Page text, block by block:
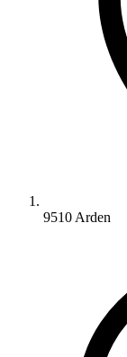
9510 Arden